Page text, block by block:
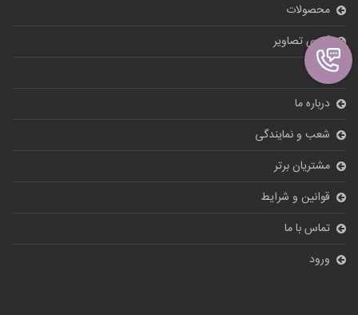
محصولات
گالری تصاویر
بلاگ
درباره ما
شعب و نمایندگی
مشتریان برتر
قوانین و شرایط
تماس با ما
ورود